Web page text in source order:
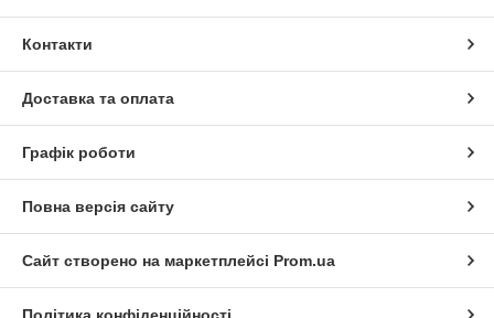
Контакти
Доставка та оплата
Графік роботи
Повна версія сайту
Сайт створено на маркетплейсі Prom.ua